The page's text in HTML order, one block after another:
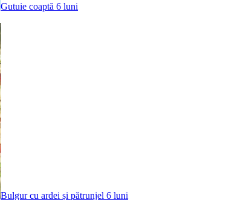
Gutuie coaptă 6 luni
Bulgur cu ardei și pătrunjel 6 luni